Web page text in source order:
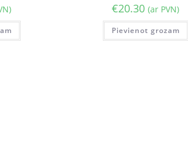
€20.30 (ar PVN)
Pievienot grozam